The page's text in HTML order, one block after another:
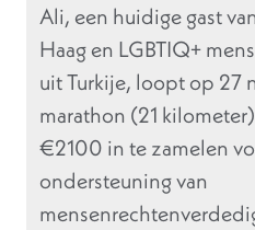
Ali, een huidige gast
Haag en LGBTIQ+
uit Turkije, loopt op 27
marathon (21
€2100 in te zamelen
ondersteuning van